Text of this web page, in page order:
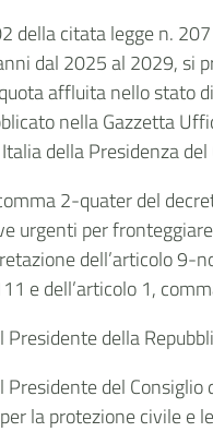
della citata legge n.
dal 2025 al 2029, si
affluita nello stato
nella Gazzetta
della Presidenza
2-quater del
urgenti per
dell’articolo 9-
e dell’articolo 1,
Presidente della
Presidente del
la protezione civile e